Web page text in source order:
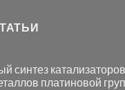
синтез
платиновой